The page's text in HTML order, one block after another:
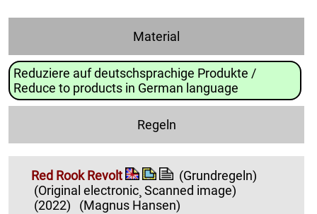
Material
Reduziere auf deutschsprachige Produkte /
Reduce to products in German language
Regeln
Red Rook Revolt
(Grundregeln)
(Original electronic¸ Scanned image)
(2022)
(Magnus Hansen)